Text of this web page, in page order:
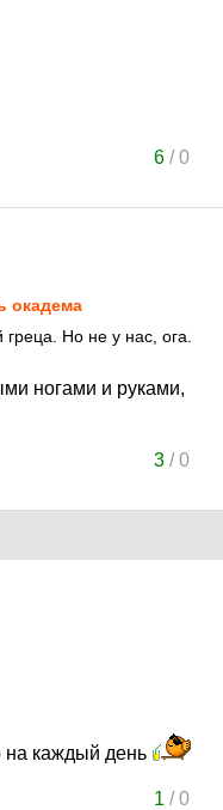
6/0
окадема
греца. Но не у нас, ога.
ногами и руками,
3/0
на каждый день
1 /0